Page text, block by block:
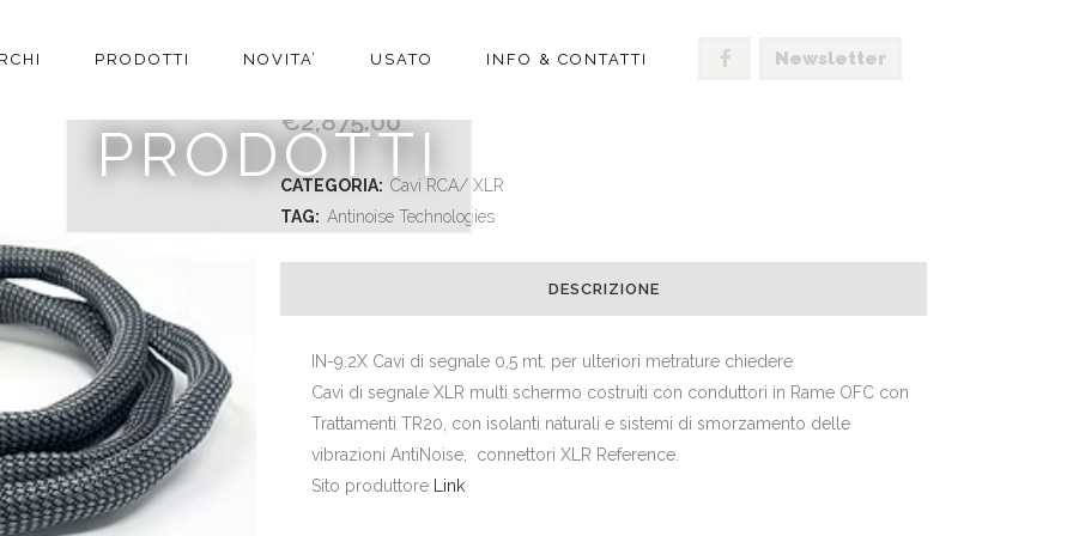
Newsletter
PRODOTTI NOVITA’ USATO INFO & CONTATTI
PRODOTTI
€2,875.00
CATEGORIA: Cavi RCA/ XLR
TAG: Antinoise Technologies
DESCRIZIONE
IN-9.2X Cavi di segnale 0,5 mt. per ulteriori metrature chiedere
Cavi di segnale XLR multi schermo costruiti con conduttori in Rame OFC con
Trattamenti TR20, con isolanti naturali e sistemi di smorzamento delle
vibrazioni AntiNoise, connettori XLR Reference.
Sito produttore
Link